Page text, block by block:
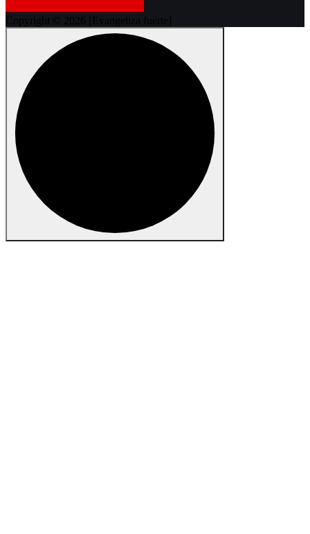
Copyright © 2026 [Evangeliza fuerte]